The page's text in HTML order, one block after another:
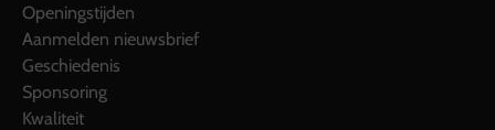
Openingstijden
Aanmelden nieuwsbrief
Geschiedenis
Sponsoring
Kwaliteit